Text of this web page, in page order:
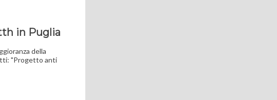
in Puglia
della
"Progetto anti